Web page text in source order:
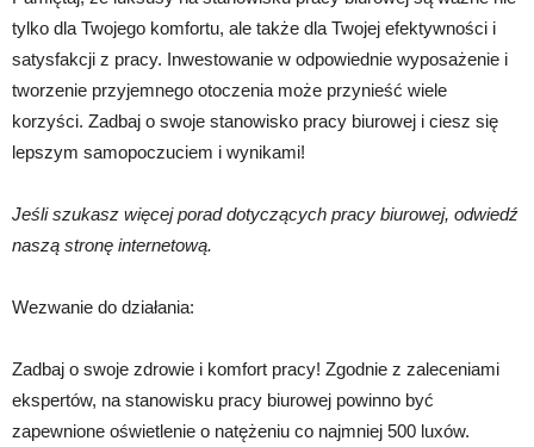
tylko dla Twojego komfortu, ale także dla Twojej efektywności i
satysfakcji z pracy. Inwestowanie w odpowiednie wyposażenie i
tworzenie przyjemnego otoczenia może przynieść wiele
korzyści. Zadbaj o swoje stanowisko pracy biurowej i ciesz się
lepszym samopoczuciem i wynikami!
Jeśli szukasz więcej porad dotyczących pracy biurowej, odwiedź
naszą stronę internetową.
Wezwanie do działania:
Zadbaj o swoje zdrowie i komfort pracy! Zgodnie z zaleceniami
ekspertów, na stanowisku pracy biurowej powinno być
zapewnione oświetlenie o natężeniu co najmniej 500 luxów.